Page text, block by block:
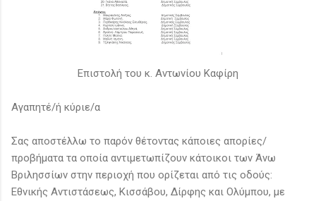
Επιστολή του κ. Αντωνίου Καφίρη
Αγαπητέ/ή κύριε/α
Σας αποστέλλω το παρόν θέτοντας κάποιες απορίες/
προβήματα τα οποία αντιμετωπίζουν κάτοικοι των Άνω
Βριλησσίων στην περιοχή που ορίζεται από τις οδούς:
Εθνικής Αντιστάσεως, Κισσάβου, Δίρφης και Ολύμπου, με